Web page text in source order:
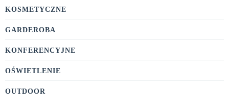
KOSMETYCZNE
GARDEROBA
KONFERENCYJNE
OŚWIETLENIE
OUTDOOR